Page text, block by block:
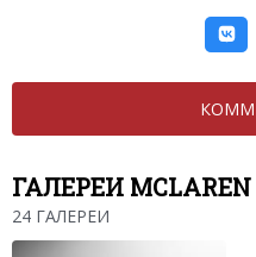
ГАЛЕРЕИ MCLAREN
24 ГАЛЕРЕИ